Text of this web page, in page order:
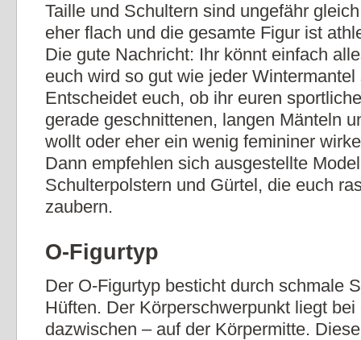
Taille und Schultern sind ungefähr
eher flach und die gesamte Figur ist
Die gute Nachricht: Ihr könnt einfach
euch wird so gut wie jeder Wintermantel
Entscheidet euch, ob ihr euren
gerade geschnittenen, langen Mänteln
wollt oder eher ein wenig femininer
Dann empfehlen sich ausgestellte
Schulterpolstern und Gürtel, die euch
zaubern.
O-Figurtyp
Der O-Figurtyp besticht durch schmale
Hüften. Der Körperschwerpunkt liegt bei
dazwischen – auf der Körpermitte.